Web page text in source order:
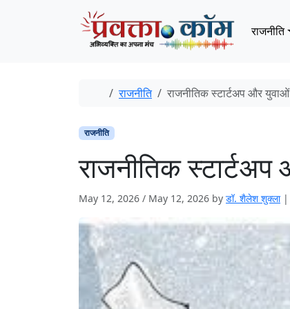
राजनीति
Home
राजनीति राजनीतिक स्टार्टअप और युवाओं
राजनीति
राजनीतिक स्टार्टअप
May 12, 2026 / May 12, 2026 by डॉ. शैलेश शुक्ला |